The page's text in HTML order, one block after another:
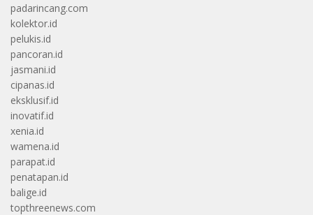
padarincang.com
kolektor.id
pelukis.id
pancoran.id
jasmani.id
cipanas.id
eksklusif.id
inovatif.id
xenia.id
wamena.id
parapat.id
penatapan.id
balige.id
topthreenews.com